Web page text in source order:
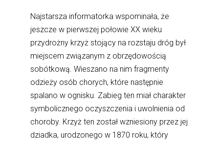
Najstarsza informatorka wspominała, że
jeszcze w pierwszej połowie XX wieku
przydrożny krzyż stojący na rozstaju dróg był
miejscem związanym z obrzędowością
sobótkową. Wieszano na nim fragmenty
odzieży osób chorych, które następnie
spalano w ognisku. Zabieg ten miał charakter
symbolicznego oczyszczenia i uwolnienia od
choroby. Krzyż ten został wzniesiony przez jej
dziadka, urodzonego w 1870 roku, który